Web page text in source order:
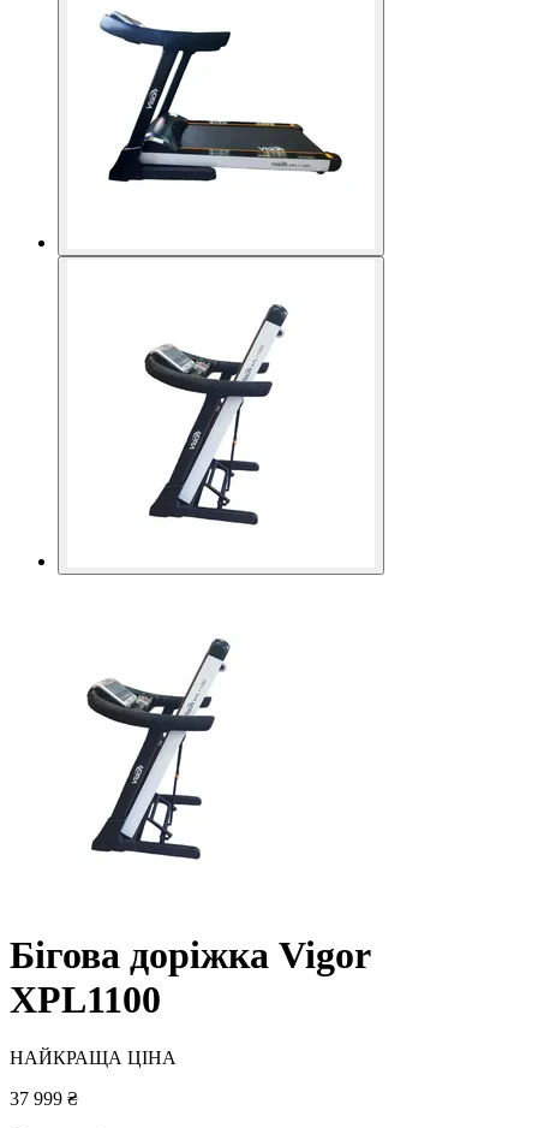
Бігова доріжка Vigоr
XPL1100
НАЙКРАЩА ЦІНА
37 999 ₴